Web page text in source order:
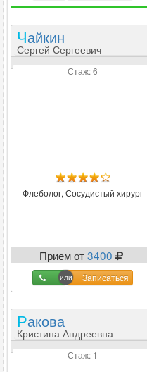
Чайкин
Сергей Сергеевич
Стаж: 6
Флеболог, Сосудистый хирург
Прием от3400
Записаться
Ракова
Кристина Андреевна
Стаж: 1